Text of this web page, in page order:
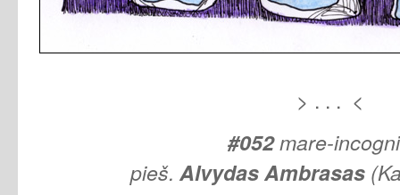
> . . . <
#052mare-
pieš. AlvydasAmbrasas